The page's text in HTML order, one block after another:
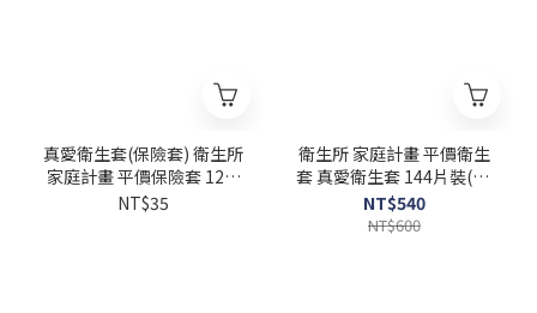
真愛衛生套(保險套) 衛生所
家庭計畫 平價保險套 12片
裝(1打)
NT$35
衛生所 家庭計畫 平價衛生
套 真愛衛生套 144片裝(12
打) +潤 水性潤滑液 100ml
NT$540
NT$600